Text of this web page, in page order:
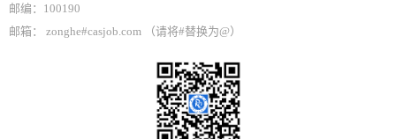
邮编：100190
邮箱： zonghe#casjob.com （请将#替换为@）